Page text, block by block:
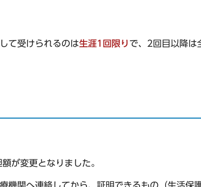
て受けられるのは生涯1回限り で、2回目以降は
が変更となりました。
機関へ連絡してから、証明できるもの（生活保